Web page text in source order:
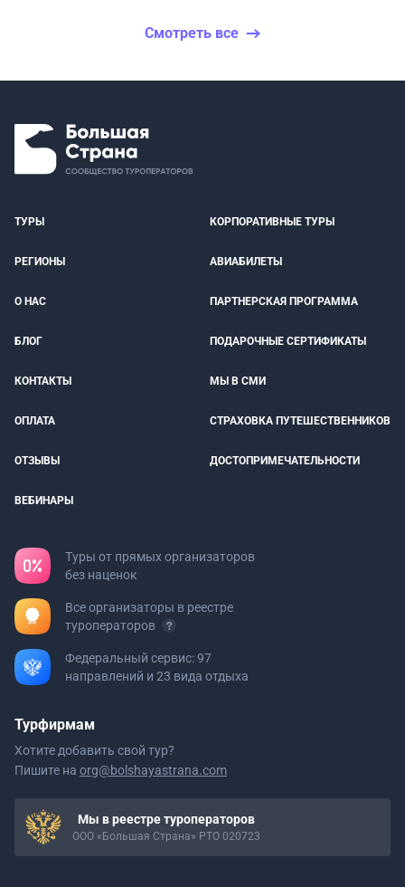
Смотреть все
ТУРЫ КОРПОРАТИВНЫЕ ТУРЫ
РЕГИОНЫ АВИАБИЛЕТЫ
О НАС ПАРТНЕРСКАЯ ПРОГРАММА
БЛОГ ПОДАРОЧНЫЕ СЕРТИФИКАТЫ
КОНТАКТЫ МЫ В СМИ
ОПЛАТА СТРАХОВКА ПУТЕШЕСТВЕННИКОВ
ОТЗЫВЫ ДОСТОПРИМЕЧАТЕЛЬНОСТИ
ВЕБИНАРЫ
Туры от прямых организаторов
без наценок
Все организаторы в реестре
туроператоров
Федеральный сервис: 97
направлений и 23 вида отдыха
Турфирмам
Хотите добавить свой тур?
Пишите на org@bolshayastrana.com
Мы в реестре туроператоров
ООО «Большая Страна» РТО 020723